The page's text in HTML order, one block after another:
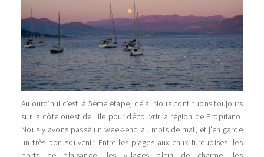
Aujourd’hui c’est là 5ème étape, déjà! Nous continuons toujours
sur la côte ouest de l’ile pour découvrir la région de Propriano!
Nous y avons passé un week-end au mois de mai, et j’en garde
un très bon souvenir. Entre les plages aux eaux turquoises, les